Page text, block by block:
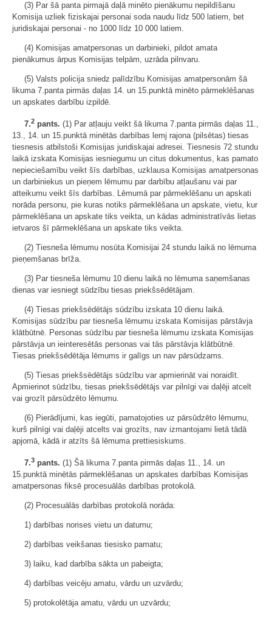
(3) Par šā panta pirmajā daļā minēto pienākumu nepildīšanu
Komisija uzliek fiziskajai personai soda naudu līdz 500 latiem, bet
juridiskajai personai - no 1000 līdz 10 000 latiem.
(4) Komisijas amatpersonas un darbinieki, pildot amata
pienākumus ārpus Komisijas telpām, uzrāda pilnvaru.
(5) Valsts policija sniedz palīdzību Komisijas amatpersonām šā
likuma 7.panta pirmās daļas 14. un 15.punktā minēto pārmeklēšanas
un apskates darbību izpildē.
7.2 pants. (1) Par atļauju veikt šā likuma 7.panta pirmās daļas 11.,
13., 14. un 15.punktā minētās darbības lemj rajona (pilsētas) tiesas
tiesnesis atbilstoši Komisijas juridiskajai adresei. Tiesnesis 72 stundu
laikā izskata Komisijas iesniegumu un citus dokumentus, kas pamato
nepieciešamību veikt šīs darbības, uzklausa Komisijas amatpersonas
un darbiniekus un pieņem lēmumu par darbību atļaušanu vai par
atteikumu veikt šīs darbības. Lēmumā par pārmeklēšanu un apskati
norāda personu, pie kuras notiks pārmeklēšana un apskate, vietu, kur
pārmeklēšana un apskate tiks veikta, un kādas administratīvās lietas
ietvaros šī pārmeklēšana un apskate tiks veikta.
(2) Tiesneša lēmumu nosūta Komisijai 24 stundu laikā no lēmuma
pieņemšanas brīža.
(3) Par tiesneša lēmumu 10 dienu laikā no lēmuma saņemšanas
dienas var iesniegt sūdzību tiesas priekšsēdētājam.
(4) Tiesas priekšsēdētājs sūdzību izskata 10 dienu laikā.
Komisijas sūdzību par tiesneša lēmumu izskata Komisijas pārstāvja
klātbūtnē. Personas sūdzību par tiesneša lēmumu izskata Komisijas
pārstāvja un ieinteresētās personas vai tās pārstāvja klātbūtnē.
Tiesas priekšsēdētāja lēmums ir galīgs un nav pārsūdzams.
(5) Tiesas priekšsēdētājs sūdzību var apmierināt vai noraidīt.
Apmierinot sūdzību, tiesas priekšsēdētājs var pilnīgi vai daļēji atcelt
vai grozīt pārsūdzēto lēmumu.
(6) Pierādījumi, kas iegūti, pamatojoties uz pārsūdzēto lēmumu,
kurš pilnīgi vai daļēji atcelts vai grozīts, nav izmantojami lietā tādā
apjomā, kādā ir atzīts šā lēmuma prettiesiskums.
7.3 pants. (1) Šā likuma 7.panta pirmās daļas 11., 14. un
15.punktā minētās pārmeklēšanas un apskates darbības Komisijas
amatpersonas fiksē procesuālās darbības protokolā.
(2) Procesuālās darbības protokolā norāda:
1) darbības norises vietu un datumu;
2) darbības veikšanas tiesisko pamatu;
3) laiku, kad darbība sākta un pabeigta;
4) darbības veicēju amatu, vārdu un uzvārdu;
5) protokolētāja amatu, vārdu un uzvārdu;